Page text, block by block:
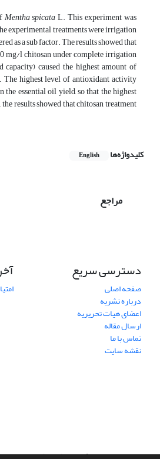
Mentha spicataL. This experiment was
experimental treatments were irrigation
as a sub factor. The results showed that
mg/l chitosan under complete irrigation
caused the highest amount of
The highest level of antioxidant activity
essential oil yield, so that the highest
results showed that chitosan treatment
کلیدواژه‌ها English
مراجع
دسترسی سریع
صفحه اصلی
درباره نشریه
اعضای هیات تحریریه
ارسال مقاله
تماس با ما
نقشه سایت